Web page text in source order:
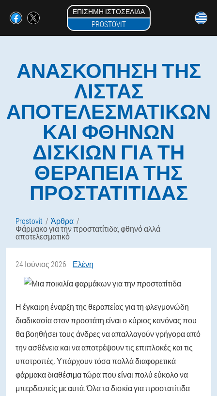
ΕΠΊΣΗΜΗ ΙΣΤΟΣΕΛΊΔΑ
PROSTOVIT
ΑΝΑΣΚΌΠΗΣΗ ΤΗΣ
ΛΊΣΤΑΣ
ΑΠΟΤΕΛΕΣΜΑΤΙΚΏΝ
ΚΑΙ ΦΘΗΝΏΝ
ΔΙΣΚΊΩΝ ΓΙΑ ΤΗ
ΘΕΡΑΠΕΊΑ ΤΗΣ
ΠΡΟΣΤΑΤΊΤΙΔΑΣ
Prostovit Άρθρα
Φάρμακο για την προστατίτιδα, φθηνό αλλά
αποτελεσματικό
24 Ιούνιος 2026 Ελένη
Η έγκαιρη έναρξη της θεραπείας για τη φλεγμονώδη
διαδικασία στον προστάτη είναι ο κύριος κανόνας που
θα βοηθήσει τους άνδρες να απαλλαγούν γρήγορα από
την ασθένεια και να αποτρέψουν τις επιπλοκές και τις
υποτροπές. Υπάρχουν τόσα πολλά διαφορετικά
φάρμακα διαθέσιμα τώρα που είναι πολύ εύκολο να
μπερδευτείς με αυτά. Όλα τα δισκία για προστατίτιδα